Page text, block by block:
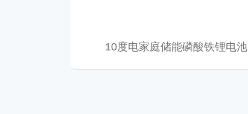
10度电家庭储能磷酸铁锂电池